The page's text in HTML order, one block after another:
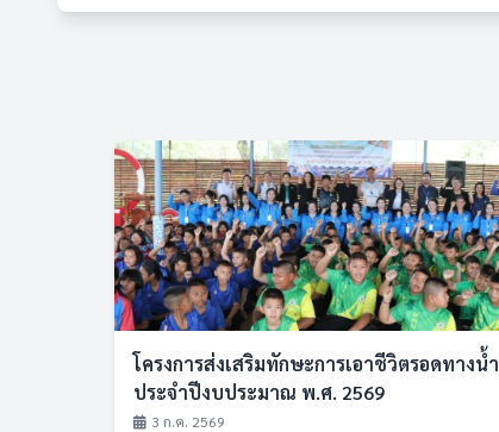
โครงการส่งเสริมทักษะการเอาชีวิตรอดทางน้ำ
ประจำปีงบประมาณ พ.ศ. 2569
3 ก.ค. 2569